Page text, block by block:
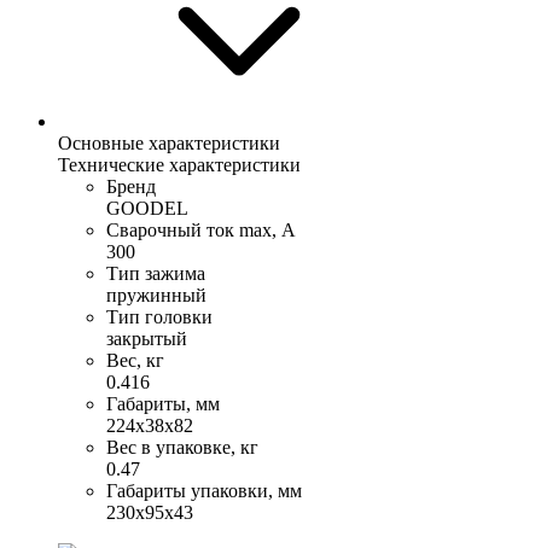
Основные характеристики
Технические характеристики
Бренд
GOODEL
Сварочный ток max, А
300
Тип зажима
пружинный
Тип головки
закрытый
Вес, кг
0.416
Габариты, мм
224х38х82
Вес в упаковке, кг
0.47
Габариты упаковки, мм
230х95х43